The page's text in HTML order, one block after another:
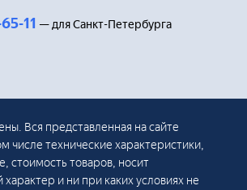
11 — для Санкт-Петербурга
Вся представленная на сайте
числе технические характеристики,
стоимость товаров, носит
и ни при каких условиях не